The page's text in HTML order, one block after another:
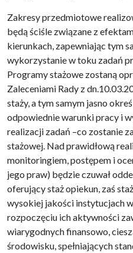
Zakresy przedmiotowe
będą ściśle związane z
kierunkach, zapewniając tym
wykorzystanie w toku zadań
Programy stażowe zostaną
Zaleceniami Rady z
staży, a tym samym jasno
odpowiednie warunki pracy i
realizacji zadań –co zostanie
stażowej. Nad prawidłową
monitoringiem, postępem i
jego praw) będzie czuwał
oferujący staż opiekun, zaś
wysokiej jakości instytucjach
rozpoczęciu ich aktywności
wiarygodnych finansowo,
środowisku, spełniających